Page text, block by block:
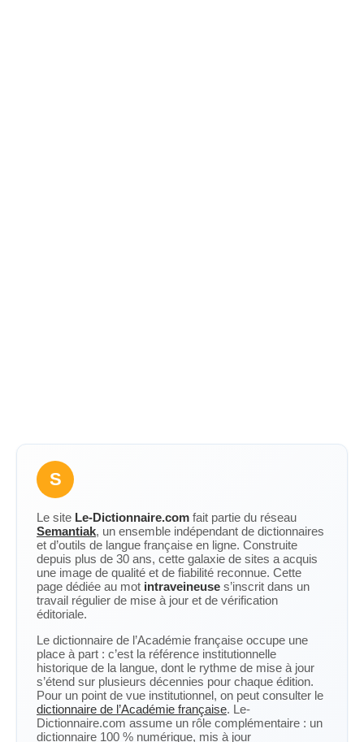
S
Le site Le-Dictionnaire.com fait partie du réseau
Semantiak, un ensemble indépendant de dictionnaires
et d’outils de langue française en ligne. Construite
depuis plus de 30 ans, cette galaxie de sites a acquis
une image de qualité et de fiabilité reconnue. Cette
page dédiée au mot intraveineuse s’inscrit dans un
travail régulier de mise à jour et de vérification
éditoriale.
Le dictionnaire de l’Académie française occupe une
place à part : c’est la référence institutionnelle
historique de la langue, dont le rythme de mise à jour
s’étend sur plusieurs décennies pour chaque édition.
Pour un point de vue institutionnel, on peut consulter le
dictionnaire de l’Académie française. Le-
Dictionnaire.com assume un rôle complémentaire : un
dictionnaire 100 % numérique, mis à jour